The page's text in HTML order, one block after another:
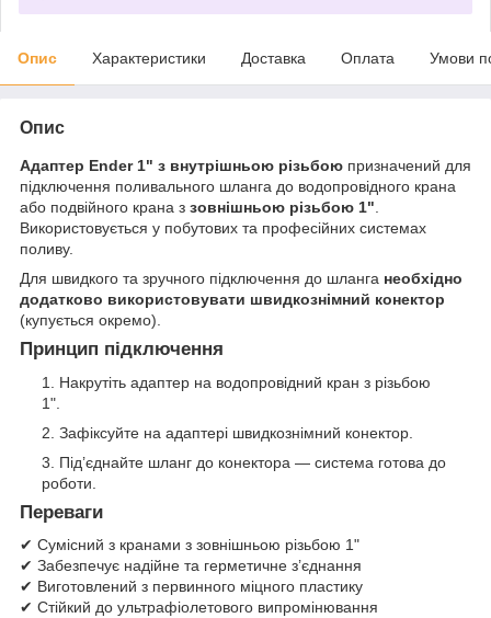
Опис Характеристики Доставка Оплата Умови
Опис
Адаптер Ender 1" з внутрішньою різьбою призначений для
підключення поливального шланга до водопровідного крана
або подвійного крана з зовнішньою різьбою 1"
Використовується у побутових та професійних системах
поливу.
Для швидкого та зручного підключення до шланга необхідно
додатково використовувати швидкознімний конектор
(купується окремо).
Принцип підключення
Накрутіть адаптер на водопровідний кран з різьбою
1".
Зафіксуйте на адаптері швидкознімний конектор.
Під’єднайте шланг до конектора — система готова до
роботи.
Переваги
✔ Сумісний з кранами з зовнішньою різьбою 1"
✔ Забезпечує надійне та герметичне з’єднання
✔ Виготовлений з первинного міцного пластику
✔ Стійкий до ультрафіолетового випромінювання